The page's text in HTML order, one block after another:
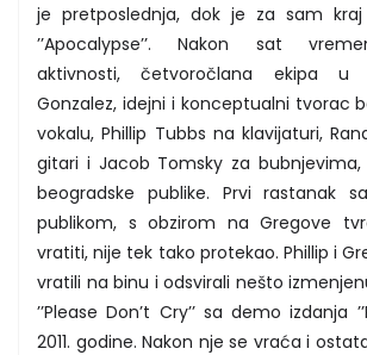
je pretposlednja, dok je za sam
’’Apocalypse’’. Nakon sat
aktivnosti, četvoročlana ekipa u
Gonzalez, idejni i konceptualni tvorac
vokalu, Phillip Tubbs na klavijaturi,
gitari i Jacob Tomsky za
beogradske publike. Prvi rastanak
publikom, s obzirom na Gregove
vratiti, nije tek tako protekao. Phillip i
vratili na binu i odsvirali nešto
’’Please Don’t Cry’’ sa demo izdanja
2011. godine. Nakon nje se vraća i